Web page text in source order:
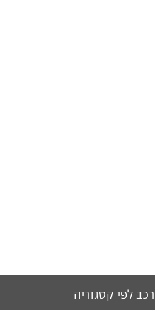
רכב לפי קטגוריה